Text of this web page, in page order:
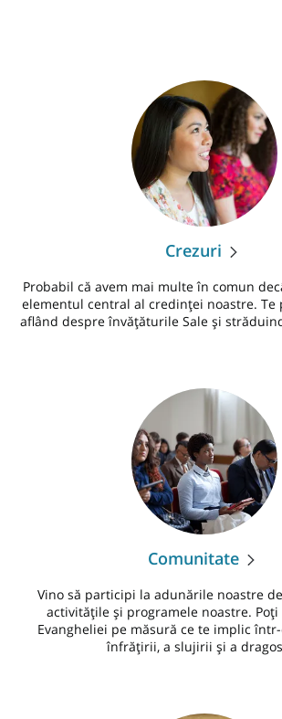
Crezuri
Probabil că avem mai multe în comun
elementul central al credinței noastre. Te
aflând despre învățăturile Sale și
Comunitate
Vino să participi la adunările noastre
activitățile și programele noastre.
Evangheliei pe măsură ce te implic
înfrățirii, a slujirii și a